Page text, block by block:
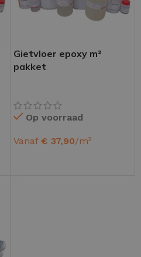
Gietvloer epoxy m²
pakket
Op voorraad
Vanaf € 37,90/m²